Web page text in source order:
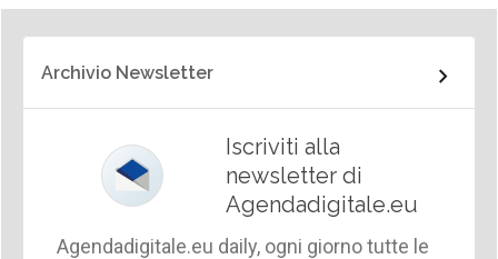
Archivio Newsletter
Iscriviti alla
newsletter di
Agendadigitale.eu
Agendadigitale.eu daily, ogni giorno tutte le